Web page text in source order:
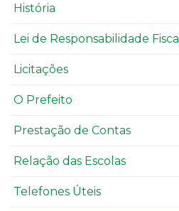
História
Lei de Responsabilidade Fiscal
Licitações
O Prefeito
Prestação de Contas
Relação das Escolas
Telefones Úteis